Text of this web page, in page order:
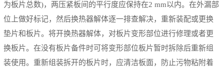
为板片总数)，两压紧板间的平行度应保持在2 mm以内。在外漏部
位上做好标记，然后换热器解体逐一排查解决，重新装配或更换
垫片和板片。将开换热器解体，对板片变形部位进行修理或者更
换板片。在没有板片备件时可将变形部位板片暂时拆除后重新组
装使用。重新组装拆开的板片时，应清洁板面，防止污物粘附着